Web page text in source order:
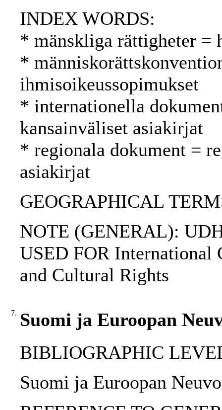
INDEX WORDS:
* mänskliga rättigheter =
*
ihmisoikeussopimukset
* internationella
kansainväliset asiakirjat
* regionala dokument =
asiakirjat
GEOGRAPHICAL
NOTE (GENERAL):
USED FOR International
and Cultural Rights
7. Suomi ja Euroopan
BIBLIOGRAPHIC
Suomi ja Euroopan